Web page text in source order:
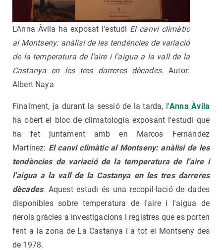
L'Anna Àvila ha exposat l'estudi El canvi climàtic
al Montseny: anàlisi de les tendències de variació
de la temperatura de l’aire i l’aigua a la vall de la
Castanya en les tres darreres dècades. Autor:
Albert Naya
Finalment, ja durant la sessió de la tarda, l'Anna Àvila
ha obert el bloc de climatologia exposant l'estudi que
ha fet juntament amb en Marcos Fernández
Martínez: El canvi climàtic al Montseny: anàlisi de les
tendències de variació de la temperatura de l’aire i
l’aigua a la vall de la Castanya en les tres darreres
dècades. Aquest estudi és una recopil·lació de dades
disponibles sobre temperatura de l'aire i l'aigua de
rierols gràcies a investigacions i registres que es porten
fent a la zona de La Castanya i a tot el Montseny des
de 1978.